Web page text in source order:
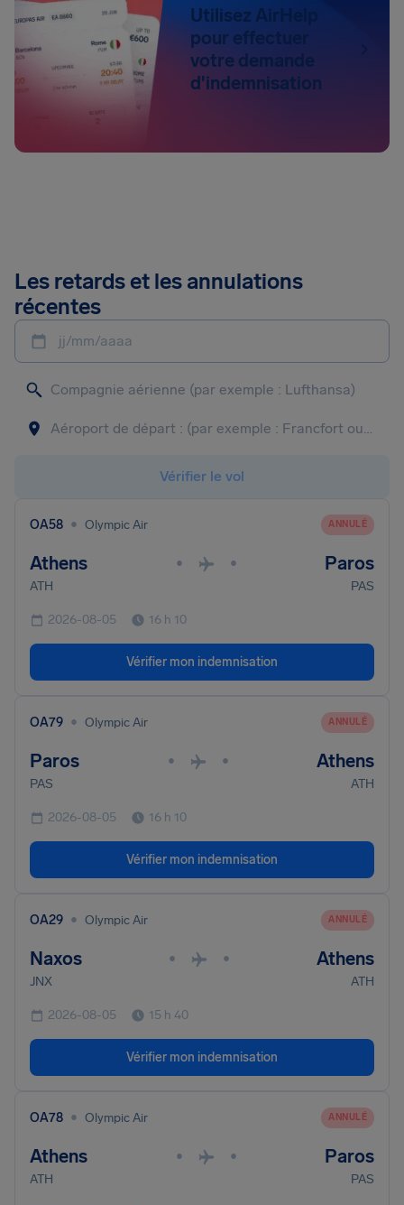
Utilisez AirHelp
pour effectuer
votre demande
d'indemnisation
Les retards et les annulations
récentes
jj/mm/aaaa
Vérifier le vol
OA58 • Olympic Air ANNULÉ
Athens • • Paros
ATH PAS
2026-08-05 16 h 10
Vérifier mon indemnisation
OA79 • Olympic Air ANNULÉ
Paros • • Athens
PAS ATH
2026-08-05 16 h 10
Vérifier mon indemnisation
OA29 • Olympic Air ANNULÉ
Naxos • • Athens
JNX ATH
2026-08-05 15 h 40
Vérifier mon indemnisation
OA78 • Olympic Air ANNULÉ
Athens • • Paros
ATH PAS